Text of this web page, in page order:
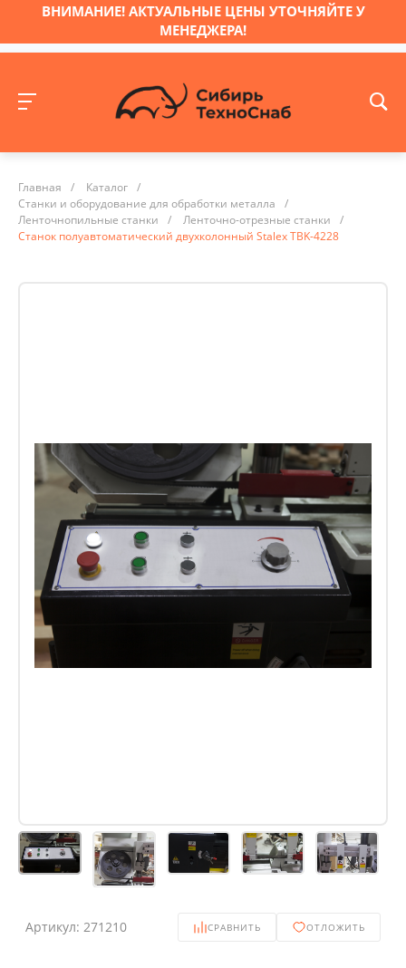
ВНИМАНИЕ! АКТУАЛЬНЫЕ ЦЕНЫ УТОЧНЯЙТЕ У
МЕНЕДЖЕРА!
Главная / Каталог /
Станки и оборудование для обработки металла
/
Ленточнопильные станки
/ Ленточно-отрезные станки
/
Станок полуавтоматический двухколонный Stalex TBK-4228
Артикул: 271210 СРАВНИТЬ ОТЛОЖИТЬ